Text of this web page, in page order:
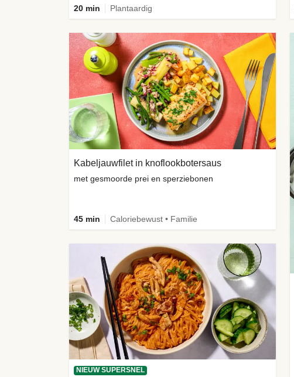
20 min Plantaardig
Kabeljauwfilet in knoflookbotersaus
met gesmoorde prei en sperziebonen
45 min Caloriebewust • Familie
NIEUW SUPERSNEL